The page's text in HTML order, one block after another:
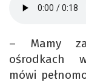
– Mamy
ośrodkach
mówi